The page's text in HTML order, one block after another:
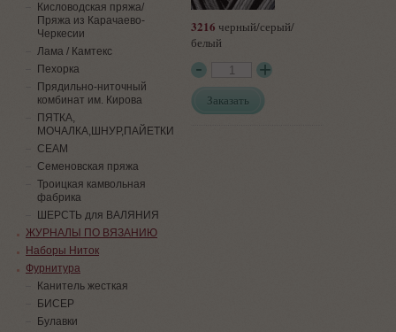
3216 черный/серый/
белый
Заказать
Кисловодская пряжа/
Пряжа из Карачаево-
Черкесии
Лама / Камтекс
Пехорка
Прядильно-ниточный
комбинат им. Кирова
ПЯТКА,
МОЧАЛКА,ШНУР,ПАЙЕТКИ
СЕАМ
Семеновская пряжа
Троицкая камвольная
фабрика
ШЕРСТЬ для ВАЛЯНИЯ
ЖУРНАЛЫ ПО ВЯЗАНИЮ
Наборы Ниток
Фурнитура
Канитель жесткая
БИСЕР
Булавки